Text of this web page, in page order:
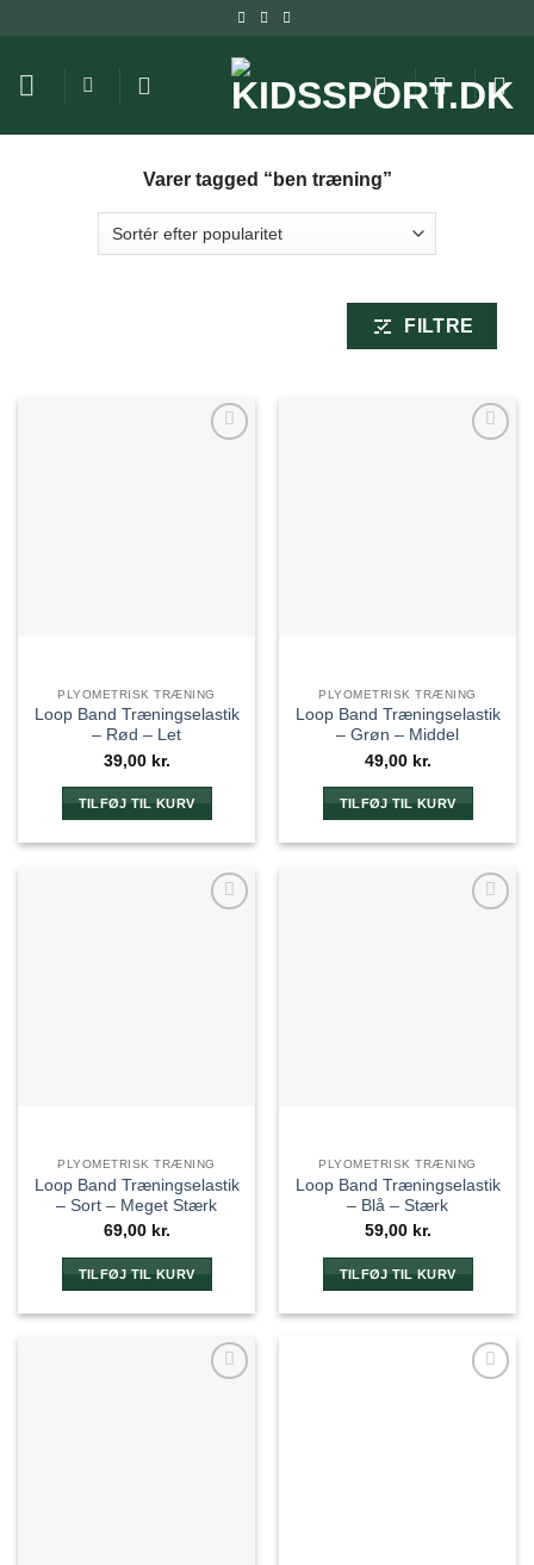
indhold
Varer tagged “ben træning”
FILTRE
PLYOMETRISK TRÆNING
Loop Band Træningselastik
– Rød – Let
39,00 kr.
TILFØJ TIL KURV
PLYOMETRISK TRÆNING
Loop Band Træningselastik
– Grøn – Middel
49,00 kr.
TILFØJ TIL KURV
PLYOMETRISK TRÆNING
Loop Band Træningselastik
– Sort – Meget Stærk
69,00 kr.
TILFØJ TIL KURV
PLYOMETRISK TRÆNING
Loop Band Træningselastik
– Blå – Stærk
59,00 kr.
TILFØJ TIL KURV